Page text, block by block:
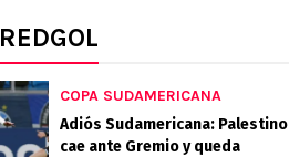
COPA SUDAMERICANA
Adiós Sudamericana: Palestino
cae ante Gremio y queda